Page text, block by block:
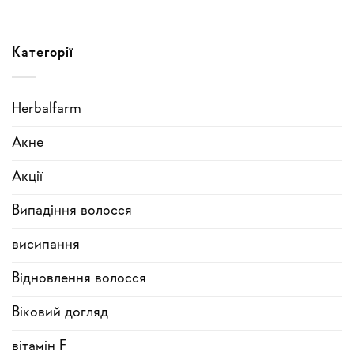
Категорії
Herbalfarm
Акне
Акції
Випадіння волосся
висипання
Відновлення волосся
Віковий догляд
вітамін F